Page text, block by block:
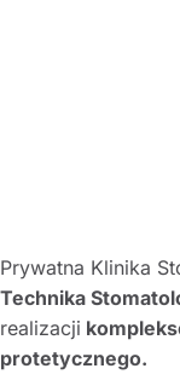
Prywatna Klinika
Technika
realizacji
protetycznego.